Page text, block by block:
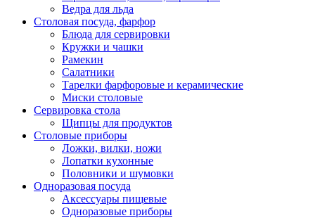
Ведра для льда
Столовая посуда, фарфор
Блюда для сервировки
Кружки и чашки
Рамекин
Салатники
Тарелки фарфоровые и керамические
Миски столовые
Сервировка стола
Щипцы для продуктов
Столовые приборы
Ложки, вилки, ножи
Лопатки кухонные
Половники и шумовки
Одноразовая посуда
Аксессуары пищевые
Одноразовые приборы